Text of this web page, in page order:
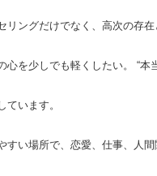
リングだけでなく、高次の存
を少しでも軽くしたい。 “本
います。
すい場所で、恋愛、仕事、人